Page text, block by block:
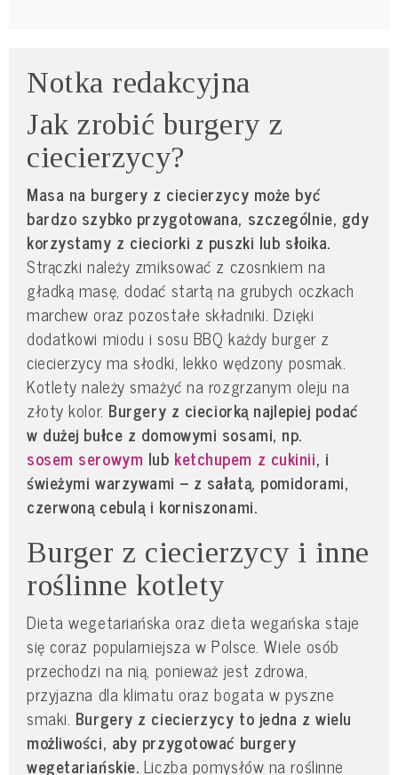
Notka redakcyjna
Jak zrobić burgery z
ciecierzycy?
Masa na burgery z ciecierzycy może być
bardzo szybko przygotowana, szczególnie, gdy
korzystamy z cieciorki z puszki lub słoika.
Strączki należy zmiksować z czosnkiem na
gładką masę, dodać startą na grubych oczkach
marchew oraz pozostałe składniki. Dzięki
dodatkowi miodu i sosu BBQ każdy burger z
ciecierzycy ma słodki, lekko wędzony posmak.
Kotlety należy smażyć na rozgrzanym oleju na
złoty kolor. Burgery z cieciorką najlepiej podać
w dużej bułce z domowymi sosami, np.
sosem serowym lub ketchupem z cukinii, i
świeżymi warzywami – z sałatą, pomidorami,
czerwoną cebulą i korniszonami.
Burger z ciecierzycy i inne
roślinne kotlety
Dieta wegetariańska oraz dieta wegańska staje
się coraz popularniejsza w Polsce. Wiele osób
przechodzi na nią, ponieważ jest zdrowa,
przyjazna dla klimatu oraz bogata w pyszne
smaki. Burgery z ciecierzycy to jedna z wielu
możliwości, aby przygotować burgery
wegetariańskie. Liczba pomysłów na roślinne